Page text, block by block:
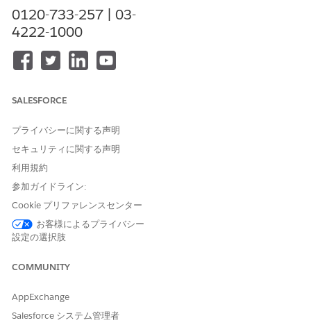
Every release, an automated process delivers the latest PRM
report and dashboard improvements to your org. Report and
dashboard folder names correspond to the Salesforce release
when they were delivered.
Select theDashboards
folder.
release.
Click the dashboard you want to view.
この記事で問題は解決されましたか?
ご意見をお待ちしております。
0120-733-257 | 03-
4222-1000
SALESFORCE
プライバシーに関する声明
セキュリティに関する声明
利用規約
参加ガイドライン:
Cookie プリファレンスセンター
お客様によるプライバシー
設定の選択肢
COMMUNITY
AppExchange
Salesforce システム管理者